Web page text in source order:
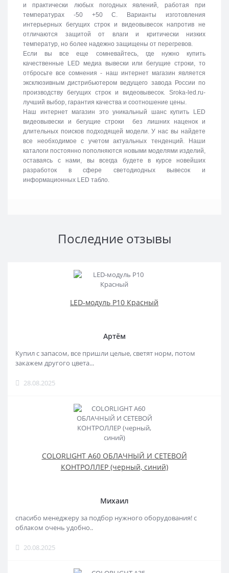
и практически любых погодных явлений, работая при
температурах -50 +50 C. Варианты изготовления
интерьерных бегущих строк и видеовывесок напротив не
отличаются защитой от влаги и критически низких
температур, но более надежно защищены от перегревов.
Если вы все еще сомневайтесь, где нужно купить
качественные LED медиа вывески или бегущие строки, то
отбросьте все сомнения - наш интернет магазин является
эксклюзивным дистрибьютером ведущего завода России по
производству бегущих строк и видеовывесок. Sroka-led.ru-
лучший выбор, гарантия качества и соотношение цены.
Наш интернет магазин это уникальный шанс купить LED
видеовывески и бегущие строки без лишних наценок и
длительных поисков подходящей модели. У нас вы найдете
все необходимое с учетом актуальных тенденций. Наши
каталоги постоянно пополняются новыми моделями изделий,
оставаясь с нами, вы всегда будете в курсе новейших
разработок в сфере светодиодных вывесок и
информационных LED табло.
Последние отзывы
LED-модуль P10 Красный
Артём
Купил с запасом, все пришли целые, светят норм, потом
закажем другого цвета...
28.08.2025
COLORLIGHT A60 ОБЛАЧНЫЙ И СЕТЕВОЙ
КОНТРОЛЛЕР (черный, синий)
Михаил
спасибо менеджеру за подбор нужного оборудования! с
облаком очень удобно..
20.08.2025